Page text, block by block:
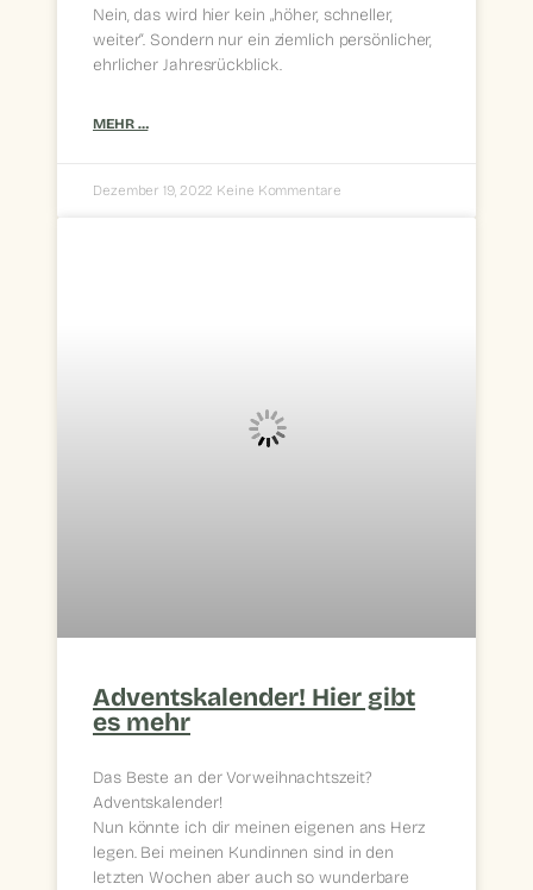
Nein, das wird hier kein „höher, schneller,
weiter“. Sondern nur ein ziemlich persönlicher,
ehrlicher Jahresrückblick.
MEHR …
Dezember 19, 2022 Keine Kommentare
Adventskalender! Hier gibt
es mehr
Das Beste an der Vorweihnachtszeit?
Adventskalender!
Nun könnte ich dir meinen eigenen ans Herz
legen. Bei meinen Kundinnen sind in den
letzten Wochen aber auch so wunderbare